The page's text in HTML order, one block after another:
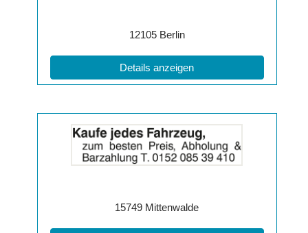
Postleitzahl:
12105 Ort:
Berlin
Details anzeigen(ID: 2064136)
der
Anzeige
2064242
Info:
Postleitzahl:
15749 Ort:
Mittenwalde